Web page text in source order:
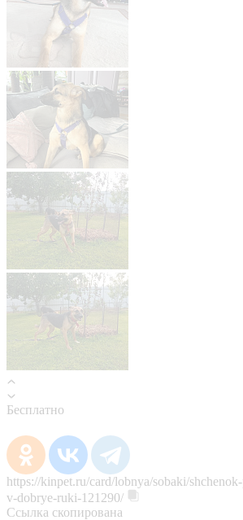
Бесплатно
https://kinpet.ru/card/lobnya/sobaki/
v-dobrye-ruki-121290/
Ссылка скопирована